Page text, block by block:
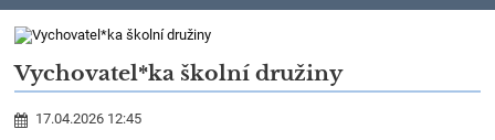
Kariéra
Vychovatel*ka školní družiny
17.04.2026 12:45